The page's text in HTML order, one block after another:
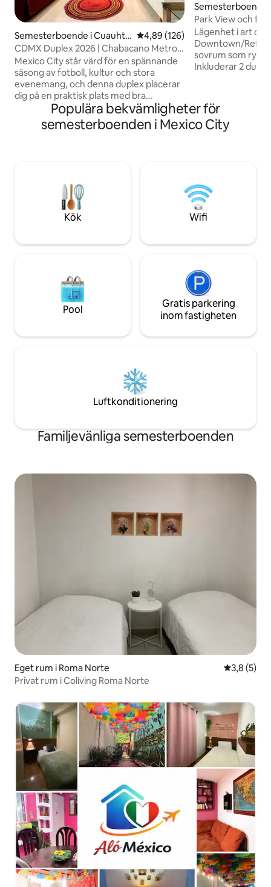
Semesterboende i Cuauhté
moc
4,89 av 5 i genomsnittligt
4,89 (126)
CDMX Duplex 2026 | Chabacano Metro-
Tlalpan
Mexico City står värd för en spännande
säsong av fotboll, kultur och stora
evenemang, och denna duplex placerar
dig på en praktisk plats med bra
förbindelser, bara 15–25 minuter från
Mexico City International Airport
(AICM). Med tunnelbanestationen
funktionellt boende med utmärkta
förbindelser är detta ett bra val för din
Semesterboende
a
Park View och
dörrvakt dygnet
Lägenhet i art
Downtown/
sovrum som
Inkluderar 2
Internet 50 MB/
tvättmaskin/
dygnet runt.
belägen för att
närheten. Nära
barer, museer
Populära bekvämligheter för
semesterboenden i Mexico City
Kök Wifi
Pool
Gratis parkering
inom fastigheten
Luftkonditionering
Familjevänliga semesterboenden
Eget rum i Roma Norte 3,8 av 5 i
3,8 (5)
Privat rum i Coliving Roma Norte